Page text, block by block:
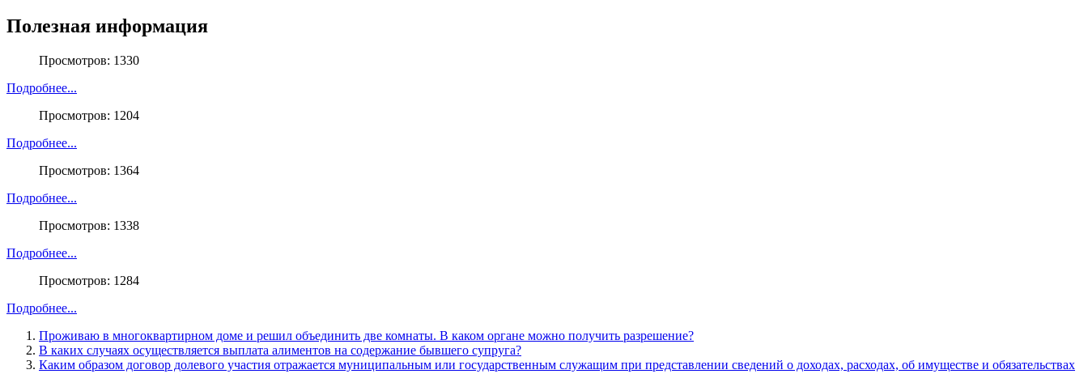
Полезная информация
Просмотров: 1330
Подробнее...
Просмотров: 1204
Подробнее...
Просмотров: 1364
Подробнее...
Просмотров: 1338
Подробнее...
Просмотров: 1284
Подробнее...
Проживаю в многоквартирном доме и решил объединить две комнаты. В каком органе можно получить разрешение?
В каких случаях осуществляется выплата алиментов на содержание бывшего супруга?
Каким образом договор долевого участия отражается муниципальным или государственным служащим при представлении сведений о доходах, расходах, об имуществе и обязательствах